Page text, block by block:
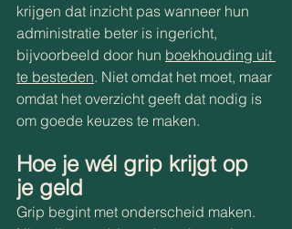
krijgen dat inzicht pas wanneer hun
administratie beter is ingericht,
bijvoorbeeld door hun boekhouding uit
te besteden. Niet omdat het moet, maar
omdat het overzicht geeft dat nodig is
om goede keuzes te maken.
Hoe je wél grip krijgt op
je geld
Grip begint met onderscheid maken.